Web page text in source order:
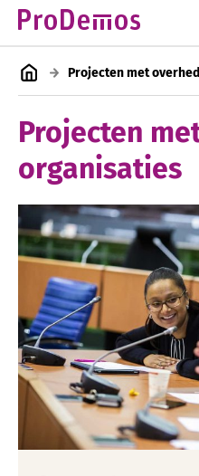
Projecten
organisaties